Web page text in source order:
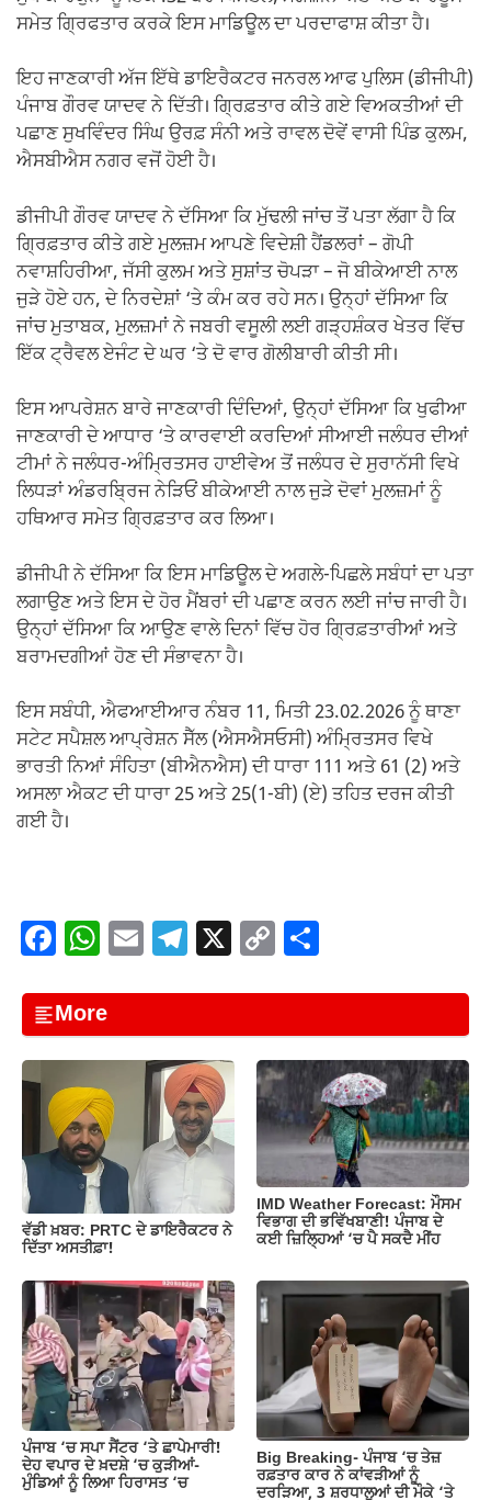
ਸਮੇਤ ਗ੍ਰਿਫਤਾਰ ਕਰਕੇ ਇਸ ਮਾਡਿਊਲ ਦਾ ਪਰਦਾਫਾਸ਼ ਕੀਤਾ ਹੈ।
ਇਹ ਜਾਣਕਾਰੀ ਅੱਜ ਇੱਥੇ ਡਾਇਰੈਕਟਰ ਜਨਰਲ ਆਫ ਪੁਲਿਸ (ਡੀਜੀਪੀ)
ਪੰਜਾਬ ਗੌਰਵ ਯਾਦਵ ਨੇ ਦਿੱਤੀ। ਗ੍ਰਿਫ਼ਤਾਰ ਕੀਤੇ ਗਏ ਵਿਅਕਤੀਆਂ ਦੀ
ਪਛਾਣ ਸੁਖਵਿੰਦਰ ਸਿੰਘ ਉਰਫ਼ ਸੰਨੀ ਅਤੇ ਰਾਵਲ ਦੋਵੇਂ ਵਾਸੀ ਪਿੰਡ ਕੁਲਮ,
ਐਸਬੀਐਸ ਨਗਰ ਵਜੋਂ ਹੋਈ ਹੈ।
ਡੀਜੀਪੀ ਗੌਰਵ ਯਾਦਵ ਨੇ ਦੱਸਿਆ ਕਿ ਮੁੱਢਲੀ ਜਾਂਚ ਤੋਂ ਪਤਾ ਲੱਗਾ ਹੈ ਕਿ
ਗ੍ਰਿਫ਼ਤਾਰ ਕੀਤੇ ਗਏ ਮੁਲਜ਼ਮ ਆਪਣੇ ਵਿਦੇਸ਼ੀ ਹੈਂਡਲਰਾਂ – ਗੋਪੀ
ਨਵਾਸ਼ਹਿਰੀਆ, ਜੱਸੀ ਕੁਲਮ ਅਤੇ ਸੁਸ਼ਾਂਤ ਚੋਪੜਾ – ਜੋ ਬੀਕੇਆਈ ਨਾਲ
ਜੁੜੇ ਹੋਏ ਹਨ, ਦੇ ਨਿਰਦੇਸ਼ਾਂ ‘ਤੇ ਕੰਮ ਕਰ ਰਹੇ ਸਨ। ਉਨ੍ਹਾਂ ਦੱਸਿਆ ਕਿ
ਜਾਂਚ ਮੁਤਾਬਕ, ਮੁਲਜ਼ਮਾਂ ਨੇ ਜਬਰੀ ਵਸੂਲੀ ਲਈ ਗੜ੍ਹਸ਼ੰਕਰ ਖੇਤਰ ਵਿੱਚ
ਇੱਕ ਟ੍ਰੈਵਲ ਏਜੰਟ ਦੇ ਘਰ ‘ਤੇ ਦੋ ਵਾਰ ਗੋਲੀਬਾਰੀ ਕੀਤੀ ਸੀ।
ਇਸ ਆਪਰੇਸ਼ਨ ਬਾਰੇ ਜਾਣਕਾਰੀ ਦਿੰਦਿਆਂ, ਉਨ੍ਹਾਂ ਦੱਸਿਆ ਕਿ ਖੁਫੀਆ
ਜਾਣਕਾਰੀ ਦੇ ਆਧਾਰ ‘ਤੇ ਕਾਰਵਾਈ ਕਰਦਿਆਂ ਸੀਆਈ ਜਲੰਧਰ ਦੀਆਂ
ਟੀਮਾਂ ਨੇ ਜਲੰਧਰ-ਅੰਮ੍ਰਿਤਸਰ ਹਾਈਵੇਅ ਤੋਂ ਜਲੰਧਰ ਦੇ ਸੁਰਾਨੱਸੀ ਵਿਖੇ
ਲਿਧੜਾਂ ਅੰਡਰਬ੍ਰਿਜ ਨੇੜਿਓਂ ਬੀਕੇਆਈ ਨਾਲ ਜੁੜੇ ਦੋਵਾਂ ਮੁਲਜ਼ਮਾਂ ਨੂੰ
ਹਥਿਆਰ ਸਮੇਤ ਗ੍ਰਿਫ਼ਤਾਰ ਕਰ ਲਿਆ।
ਡੀਜੀਪੀ ਨੇ ਦੱਸਿਆ ਕਿ ਇਸ ਮਾਡਿਊਲ ਦੇ ਅਗਲੇ-ਪਿਛਲੇ ਸਬੰਧਾਂ ਦਾ ਪਤਾ
ਲਗਾਉਣ ਅਤੇ ਇਸ ਦੇ ਹੋਰ ਮੈਂਬਰਾਂ ਦੀ ਪਛਾਣ ਕਰਨ ਲਈ ਜਾਂਚ ਜਾਰੀ ਹੈ।
ਉਨ੍ਹਾਂ ਦੱਸਿਆ ਕਿ ਆਉਣ ਵਾਲੇ ਦਿਨਾਂ ਵਿੱਚ ਹੋਰ ਗ੍ਰਿਫ਼ਤਾਰੀਆਂ ਅਤੇ
ਬਰਾਮਦਗੀਆਂ ਹੋਣ ਦੀ ਸੰਭਾਵਨਾ ਹੈ।
ਇਸ ਸਬੰਧੀ, ਐਫਆਈਆਰ ਨੰਬਰ 11, ਮਿਤੀ 23.02.2026 ਨੂੰ ਥਾਣਾ
ਸਟੇਟ ਸਪੈਸ਼ਲ ਆਪ੍ਰੇਸ਼ਨ ਸੈੱਲ (ਐਸਐਸਓਸੀ) ਅੰਮ੍ਰਿਤਸਰ ਵਿਖੇ
ਭਾਰਤੀ ਨਿਆਂ ਸੰਹਿਤਾ (ਬੀਐਨਐਸ) ਦੀ ਧਾਰਾ 111 ਅਤੇ 61 (2) ਅਤੇ
ਅਸਲਾ ਐਕਟ ਦੀ ਧਾਰਾ 25 ਅਤੇ 25(1-ਬੀ) (ਏ) ਤਹਿਤ ਦਰਜ ਕੀਤੀ
ਗਈ ਹੈ।
F
c
e
b
o
o
k
W
at
s
A
p
p
E
ail
T
e
gr
a
m
X C
p
y
Li
n
k
ar
e
More
ਵੱਡੀ ਖ਼ਬਰ: PRTC ਦੇ ਡਾਇਰੈਕਟਰ ਨੇ
ਦਿੱਤਾ ਅਸਤੀਫ਼ਾ!
IMD Weather Forecast: ਮੌਸਮ
ਵਿਭਾਗ ਦੀ ਭਵਿੱਖਬਾਣੀ! ਪੰਜਾਬ ਦੇ
ਕਈ ਜ਼ਿਲ੍ਹਿਆਂ ‘ਚ ਪੈ ਸਕਦੈ ਮੀਂਹ
ਪੰਜਾਬ ‘ਚ ਸਪਾ ਸੈਂਟਰ ‘ਤੇ ਛਾਪੇਮਾਰੀ!
ਦੇਹ ਵਪਾਰ ਦੇ ਖ਼ਦਸ਼ੇ ‘ਚ ਕੁੜੀਆਂ-
ਮੁੰਡਿਆਂ ਨੂੰ ਲਿਆ ਹਿਰਾਸਤ ‘ਚ
Big Breaking- ਪੰਜਾਬ ‘ਚ ਤੇਜ਼
ਰਫ਼ਤਾਰ ਕਾਰ ਨੇ ਕਾਂਵੜੀਆਂ ਨੂੰ
ਦਰੜਿਆ, 3 ਸ਼ਰਧਾਲੂਆਂ ਦੀ ਮੌਕੇ ‘ਤੇ